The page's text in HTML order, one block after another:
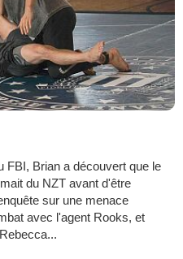
FBI, Brian a découvert que le
du NZT avant d'être
sur une menace
avec l'agent Rooks, et